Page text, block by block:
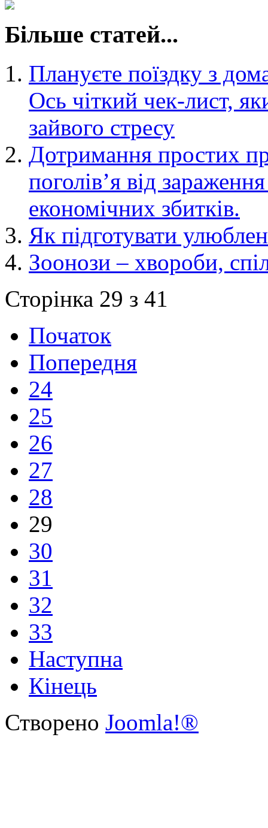
Більше статей...
Плануєте поїздку з
Ось чіткий чек-лист,
зайвого стресу
Дотримання простих
поголів’я від
економічних збитків.
Як підготувати
Зоонози – хвороби,
Сторінка 29 з 41
Початок
Попередня
24
25
26
27
28
29
30
31
32
33
Наступна
Кінець
Створено Joomla!®